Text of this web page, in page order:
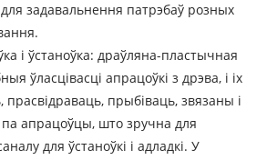
для задавальнення патрэбаў розных
і ўстаноўка: драўляна-пластычная
ўласцівасці апрацоўкі з дрэва, і іх
прыбіваць, звязаны і
апрацоўцы, што зручна для
для ўстаноўкі і адладкі. У